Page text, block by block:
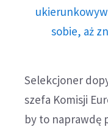
sobie, aż
Selekcjoner
szefa Komisji
by to naprawdę